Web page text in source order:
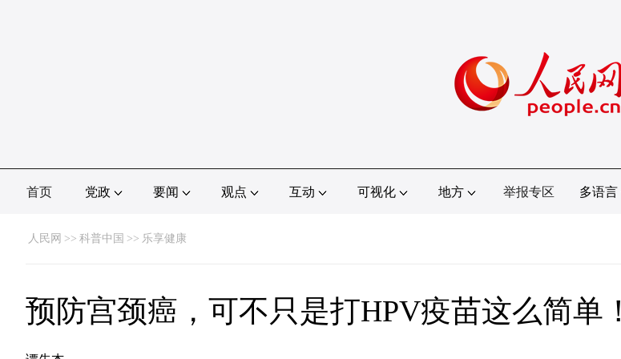
首页 党政 要闻 观点 互动 可视化 地方 举报专区 多语言
人民网 >> 科普中国 >> 乐享健康
预防宫颈癌，可不只是打HPV疫苗这么简单！